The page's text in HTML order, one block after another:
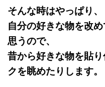
そんな時はやっぱり、
自分の好きな物を改
思うので、
昔から好きな物を貼
クを眺めたりします。